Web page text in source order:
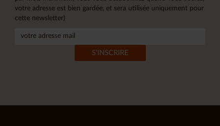
votre adresse est bien gardée, et sera utilisée uniquement pour
cette newsletter)